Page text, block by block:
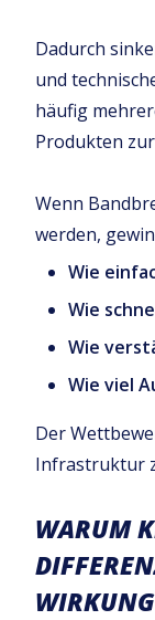
Dadurch
und
häufig
Produkten
Wenn
werden,
Wie
Wie
Wie
Wie viel
Der
Infrastruktur
WARUM